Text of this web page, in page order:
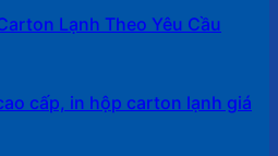
Lạnh Theo Yêu Cầu
cấp, in hộp carton lạnh giá